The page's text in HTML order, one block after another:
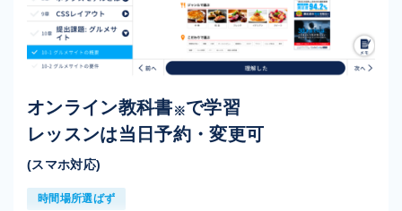
オンライン教科書※で学習
レッスンは当日予約・変更可
(スマホ対応)
時間場所選ばず